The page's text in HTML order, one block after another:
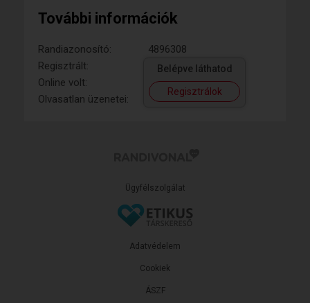
További információk
Randiazonosító:
4896308
Regisztrált:
Online volt:
Olvasatlan üzenetei:
Belépve láthatod
Regisztrálok
Ügyfélszolgálat
ÁSZF
Adatvédelem
Cookiek